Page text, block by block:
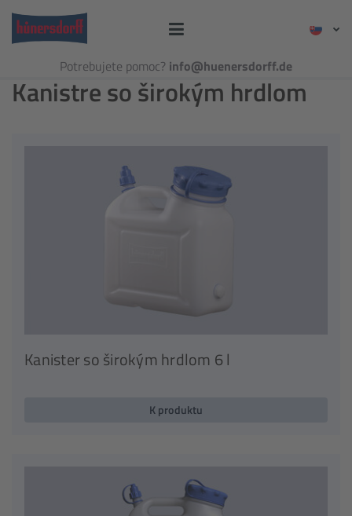
Potrebujete pomoc? info@huenersdorff.de
Kanistre so širokým hrdlom
Kanister so širokým hrdlom 6 l
K produktu